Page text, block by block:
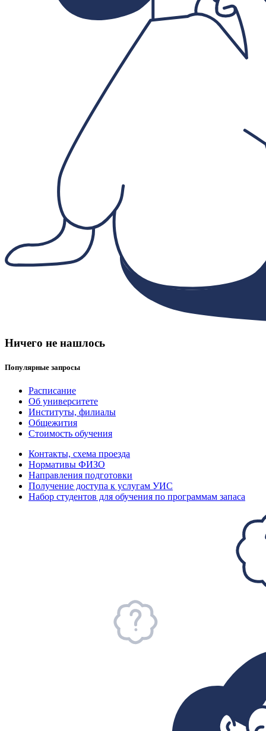
Ничего не нашлось
Популярные запросы
Расписание
Об университете
Институты, филиалы
Общежития
Стоимость обучения
Контакты, схема проезда
Нормативы ФИЗО
Направления подготовки
Получение доступа к услугам УИС
Набор студентов для обучения по программам запаса